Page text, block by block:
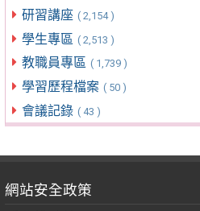
研習講座 ( 2,154 )
學生專區 ( 2,513 )
教職員專區 ( 1,739 )
學習歷程檔案 ( 50 )
會議記錄 ( 43 )
網站安全政策